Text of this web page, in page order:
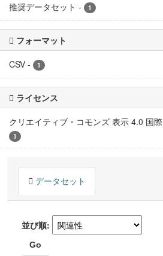
推奨データセット - 1
フォーマット
CSV - 1
ライセンス
クリエイティブ・コモンズ 表示 4.0 国際
1
データセット
並び順
Go